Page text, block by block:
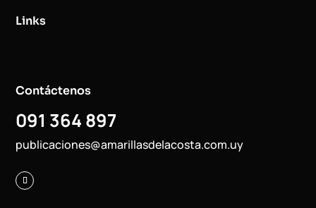
Links
Contáctenos
091 364 897
publicaciones@amarillasdelacosta.com.uy